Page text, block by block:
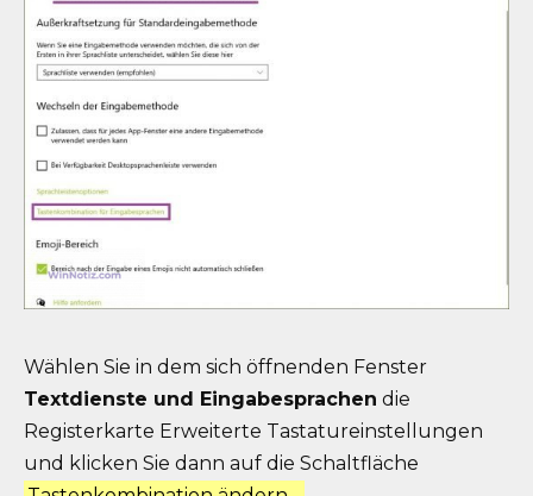
Wählen Sie in dem sich öffnenden Fenster
Textdienste und Eingabesprachen die
Registerkarte Erweiterte Tastatureinstellungen
und klicken Sie dann auf die Schaltfläche